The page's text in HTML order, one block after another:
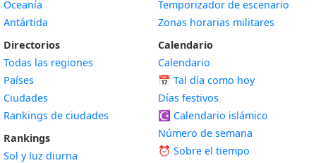
Oceanía
Antártida
Directorios
Todas las regiones
Países
Ciudades
Rankings de ciudades
Rankings
Sol y luz diurna
Temporizador de escenario
Zonas horarias militares
Calendario
Calendario
📅 Tal día como hoy
Días festivos
☪️ Calendario islámico
Número de semana
⏰ Sobre el tiempo